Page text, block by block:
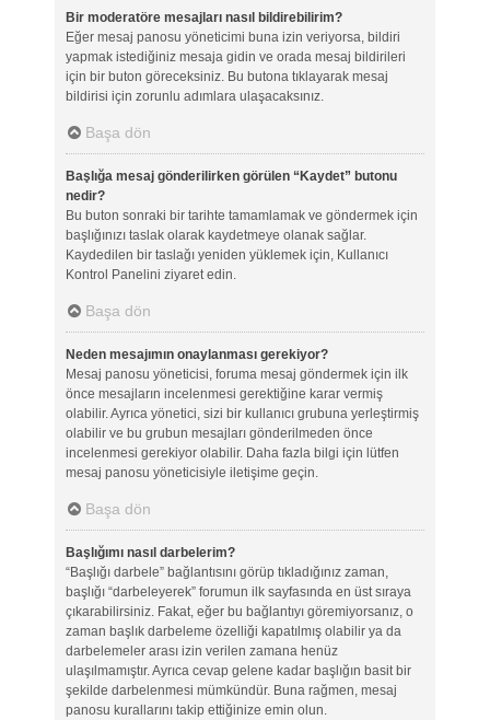
Bir moderatöre mesajları nasıl bildirebilirim?
Eğer mesaj panosu yöneticimi buna izin veriyorsa, bildiri
yapmak istediğiniz mesaja gidin ve orada mesaj bildirileri
için bir buton göreceksiniz. Bu butona tıklayarak mesaj
bildirisi için zorunlu adımlara ulaşacaksınız.
Başa dön
Başlığa mesaj gönderilirken görülen “Kaydet” butonu
nedir?
Bu buton sonraki bir tarihte tamamlamak ve göndermek için
başlığınızı taslak olarak kaydetmeye olanak sağlar.
Kaydedilen bir taslağı yeniden yüklemek için, Kullanıcı
Kontrol Panelini ziyaret edin.
Başa dön
Neden mesajımın onaylanması gerekiyor?
Mesaj panosu yöneticisi, foruma mesaj göndermek için ilk
önce mesajların incelenmesi gerektiğine karar vermiş
olabilir. Ayrıca yönetici, sizi bir kullanıcı grubuna yerleştirmiş
olabilir ve bu grubun mesajları gönderilmeden önce
incelenmesi gerekiyor olabilir. Daha fazla bilgi için lütfen
mesaj panosu yöneticisiyle iletişime geçin.
Başa dön
Başlığımı nasıl darbelerim?
“Başlığı darbele” bağlantısını görüp tıkladığınız zaman,
başlığı “darbeleyerek” forumun ilk sayfasında en üst sıraya
çıkarabilirsiniz. Fakat, eğer bu bağlantıyı göremiyorsanız, o
zaman başlık darbeleme özelliği kapatılmış olabilir ya da
darbelemeler arası izin verilen zamana henüz
ulaşılmamıştır. Ayrıca cevap gelene kadar başlığın basit bir
şekilde darbelenmesi mümkündür. Buna rağmen, mesaj
panosu kurallarını takip ettiğinize emin olun.